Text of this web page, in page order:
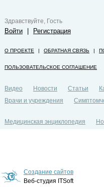
Здравствуйте, Гость
Войти Регистрация
О ПРОЕКТЕ | ОБРАТНАЯ СВЯЗЬ |
ПОЛЬЗОВАТЕЛЬСКОЕ СОГЛАШЕНИЕ
Видео Новости Статьи
Врачи и учреждения
Медицинская энциклопедия
Создание сайтов
Веб-студия ITSoft